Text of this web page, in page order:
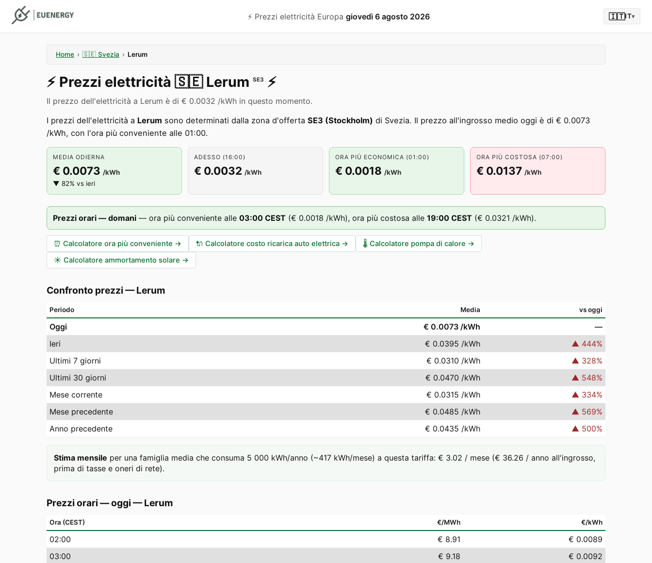
⚡️ Prezzi elettricità Europa giovedì 6 agosto 2026 🇮🇹IT▾
Home › 🇸🇪 Svezia › Lerum
⚡️ Prezzi elettricità 🇸🇪 Lerum SE3 ⚡️
Il prezzo dell'elettricità a Lerum è di € 0.0032 /kWh in questo momento.
I prezzi dell'elettricità a Lerum sono determinati dalla zona d'offerta SE3 (Stockholm) di Svezia. Il prezzo all'ingrosso medio oggi è di € 0.0073
/kWh, con l'ora più conveniente alle 01:00.
MEDIA ODIERNA
€ 0.0073 /kWh
▼ 82% vs ieri
ADESSO (16:00)
€ 0.0032 /kWh
ORA PIÙ ECONOMICA (01:00)
€ 0.0018 /kWh
ORA PIÙ COSTOSA (07:00)
€ 0.0137 /kWh
Prezzi orari — domani — ora più conveniente alle 03:00 CEST (€ 0.0018 /kWh), ora più costosa alle 19:00 CEST (€ 0.0321 /kWh).
⏰ Calcolatore ora più conveniente → 🔌 Calcolatore costo ricarica auto elettrica → 🌡️ Calcolatore pompa di calore →
☀️ Calcolatore ammortamento solare →
Confronto prezzi —Lerum
Periodo Media vs oggi
Oggi € 0.0073 /kWh
—
Ieri
€ 0.0395 /kWh ▲ 444%
Ultimi 7 giorni
€ 0.0310 /kWh ▲ 328%
Ultimi 30 giorni
€ 0.0470 /kWh ▲ 548%
Mese corrente
€ 0.0315 /kWh ▲ 334%
Mese precedente
€ 0.0485 /kWh ▲ 569%
Anno precedente
€ 0.0435 /kWh ▲ 500%
Stima mensile per una famiglia media che consuma 5 000 kWh/anno (~417 kWh/mese) a questa tariffa: € 3.02 / mese (€ 36.26 / anno all'ingrosso,
prima di tasse e oneri di rete).
Prezzi orari — oggi —Lerum
Ora (CEST) €/MWh €/kWh
02:00 € 8.91
€ 0.0089
03:00 € 9.18
€ 0.0092